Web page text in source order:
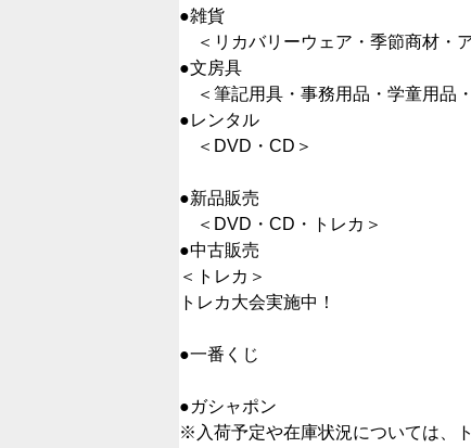
●雑貨
＜リカバリーウェア・季節商材・
●文房具
＜筆記用具・事務用品・学童用品
●レンタル
＜DVD・CD＞
●新品販売
＜DVD・CD・トレカ＞
●中古販売
＜トレカ＞
トレカ大会実施中！
●一番くじ
●ガシャポン
※入荷予定や在庫状況については、